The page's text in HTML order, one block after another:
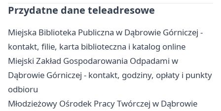
Przydatne dane teleadresowe
Miejska Biblioteka Publiczna w Dąbrowie Górniczej -
kontakt, filie, karta biblioteczna i katalog online
Miejski Zakład Gospodarowania Odpadami w
Dąbrowie Górniczej - kontakt, godziny, opłaty i punkty
odbioru
Młodzieżowy Ośrodek Pracy Twórczej w Dąbrowie